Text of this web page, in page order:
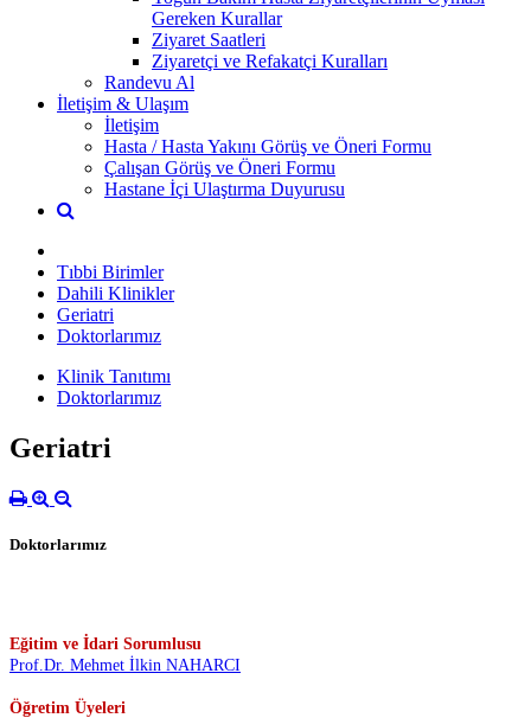
Gereken Kurallar
Ziyaret Saatleri
Ziyaretçi ve Refakatçi Kuralları
Randevu Al
İletişim & Ulaşım
İletişim
Hasta / Hasta Yakını Görüş ve Öneri Formu
Çalışan Görüş ve Öneri Formu
Hastane İçi Ulaştırma Duyurusu
Tıbbi Birimler
Dahili Klinikler
Geriatri
Doktorlarımız
Klinik Tanıtımı
Doktorlarımız
Geriatri
Doktorlarımız
Eğitim ve İdari Sorumlusu
Prof.Dr. Mehmet İlkin NAHARCI
Öğretim Üyeleri